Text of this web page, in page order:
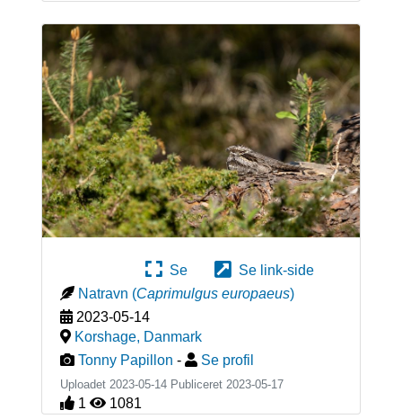
Se
Se link-side
Natravn (Caprimulgus europaeus)
2023-05-14
Korshage, Danmark
Tonny Papillon - Se profil
Uploadet 2023-05-14 Publiceret 2023-05-17
1 1081